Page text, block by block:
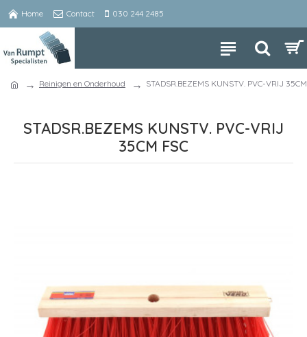
Home Contact 030 244 2485
Reinigen en Onderhoud STADSR.BEZEMS KUNSTV. PVC-VRIJ
STADSR.BEZEMS KUNSTV. PVC-VRIJ
35CM FSC